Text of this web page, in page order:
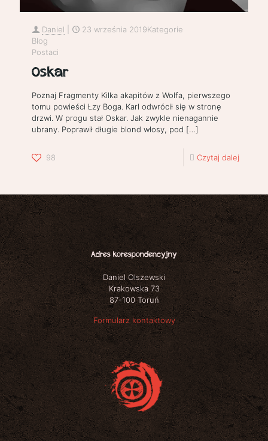
Daniel 23 września 2019Kategorie
Blog
Postaci
Oskar
Poznaj Fragmenty Kilka akapitów z Wolfa, pierwszego
tomu powieści Łzy Boga. Karl odwrócił się w stronę
drzwi. W progu stał Oskar. Jak zwykle nienagannie
ubrany. Poprawił długie blond włosy, pod […]
98 Czytaj dalej
Adres korespondencyjny
Daniel Olszewski
Krakowska 73
87-100 Toruń
Formularz kontaktowy